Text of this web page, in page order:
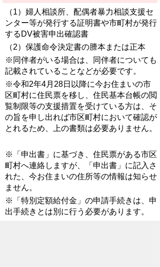
（1）婦人相談所、配偶者暴力相談支援セ
ンター等が発行する証明書や市町村が発行
するDV被害申出確認書
（2）保護命令決定書の謄本または正本
※同伴者がいる場合は、同伴者についても
記載されていることなどが必要です。
※令和2年4月28日以降に今お住まいの市
区町村に住民票を移し、住民基本台帳の閲
覧制限等の支援措置を受けている方は、そ
の旨を申し出れば市区町村において確認が
とれるため、上の書類は必要ありません。
※「申出書」に基づき、住民票がある市区
町村へ連絡しますが、「申出書」に記入さ
れた、今お住まいの住所等の情報は知らせ
ません。
※「特別定額給付金」の申請手続きは、申
出手続きとは別に行う必要があります。